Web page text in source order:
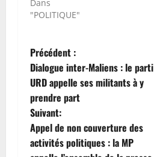
Dans
"POLITIQUE"
N
a
v
i
Précédent :
Dialogue inter-Maliens : le parti
URD appelle ses militants à y
prendre part
Suivant:
Appel de non couverture des
activités politiques : la MP